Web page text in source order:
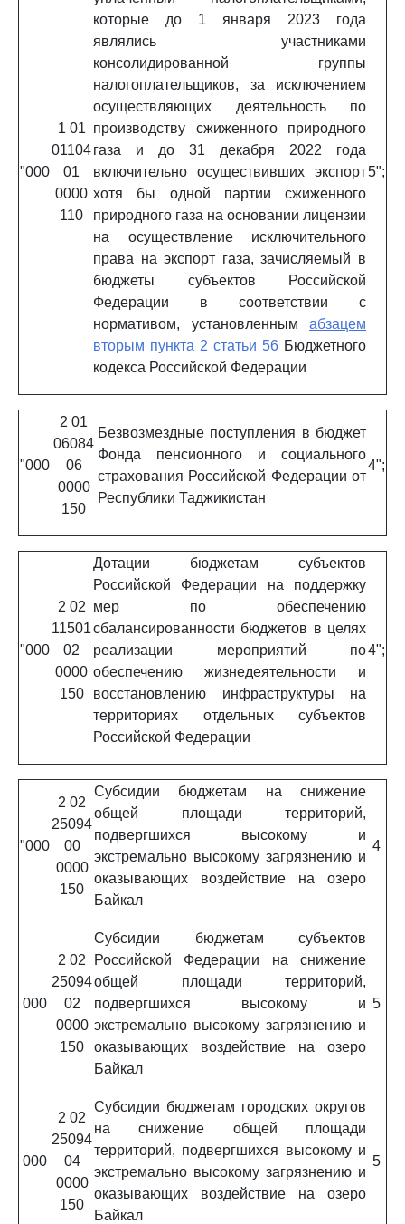
"000
1 01
01104
01
0000
110
которые до 1 января 2023 года
являлись участниками
консолидированной группы
налогоплательщиков, за исключением
осуществляющих деятельность по
производству сжиженного природного
газа и до 31 декабря 2022 года
включительно осуществивших экспорт
хотя бы одной партии сжиженного
природного газа на основании лицензии
на осуществление исключительного
права на экспорт газа, зачисляемый в
бюджеты субъектов Российской
Федерации в соответствии с
нормативом, установленным абзацем
вторым пункта 2 статьи 56 Бюджетного
кодекса Российской Федерации
5";
"000
2 01
06084
06
0000
150
Безвозмездные поступления в бюджет
Фонда пенсионного и социального
страхования Российской Федерации от
Республики Таджикистан
4";
"000
2 02
11501
02
0000
150
Дотации бюджетам субъектов
Российской Федерации на поддержку
мер по обеспечению
сбалансированности бюджетов в целях
реализации мероприятий по
обеспечению жизнедеятельности и
восстановлению инфраструктуры на
территориях отдельных субъектов
Российской Федерации
4";
"000
2 02
25094
00
0000
150
Субсидии бюджетам на снижение
общей площади территорий,
подвергшихся высокому и
экстремально высокому загрязнению и
оказывающих воздействие на озеро
Байкал
4
000
2 02
25094
02
0000
150
Субсидии бюджетам субъектов
Российской Федерации на снижение
общей площади территорий,
подвергшихся высокому и
экстремально высокому загрязнению и
оказывающих воздействие на озеро
Байкал
5
000
2 02
25094
04
0000
150
Субсидии бюджетам городских округов
на снижение общей площади
территорий, подвергшихся высокому и
экстремально высокому загрязнению и
оказывающих воздействие на озеро
Байкал
5